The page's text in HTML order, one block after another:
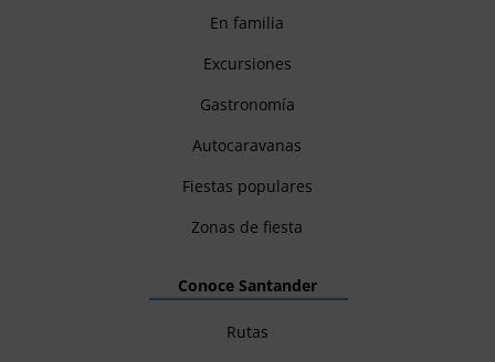
En familia
Excursiones
Gastronomía
Autocaravanas
Fiestas populares
Zonas de fiesta
Conoce Santander
Rutas